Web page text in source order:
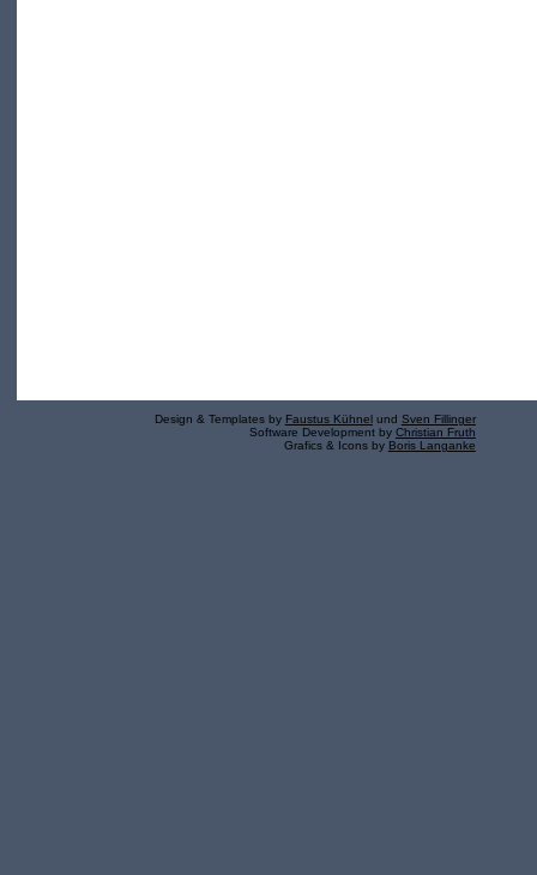
Design & Templates by Faustus Kühnel und Sven Fillinger
Software Development by Christian Fruth
Grafics & Icons by Boris Langanke